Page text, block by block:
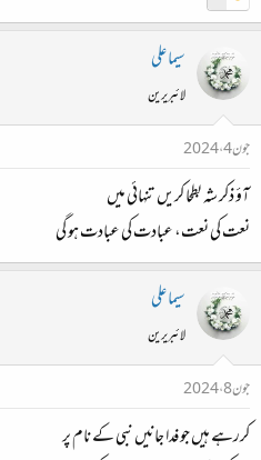
سیما علی
لائبریرین
جون 4، 2024
آؤ ذکر شہ بطحا کریں تنہائی میں
نعت کی نعت، عبادت کی عبادت ہو گی
سیما علی
لائبریرین
جون 8، 2024
کررہے ہیں جو فدا جانیں نبی کے نام پر